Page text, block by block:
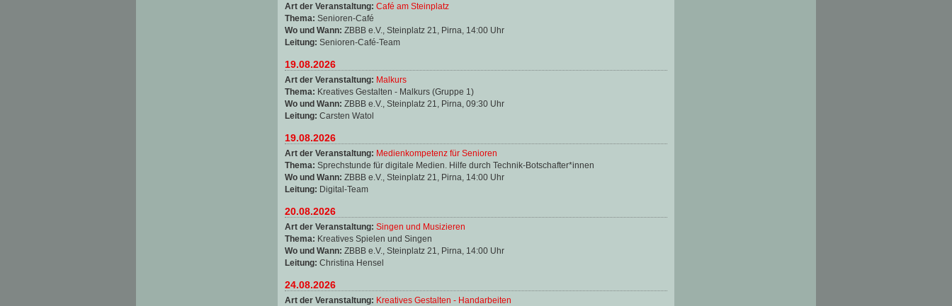
Art der Veranstaltung: Café am Steinplatz
Thema: Senioren-Café
Wo und Wann: ZBBB e.V., Steinplatz 21, Pirna, 14:00 Uhr
Leitung: Senioren-Café-Team
19.08.2026
Art der Veranstaltung: Malkurs
Thema: Kreatives Gestalten - Malkurs (Gruppe 1)
Wo und Wann: ZBBB e.V., Steinplatz 21, Pirna, 09:30 Uhr
Leitung: Carsten Watol
19.08.2026
Art der Veranstaltung: Medienkompetenz für Senioren
Thema: Sprechstunde für digitale Medien. Hilfe durch Technik-Botschafter*innen
Wo und Wann: ZBBB e.V., Steinplatz 21, Pirna, 14:00 Uhr
Leitung: Digital-Team
20.08.2026
Art der Veranstaltung: Singen und Musizieren
Thema: Kreatives Spielen und Singen
Wo und Wann: ZBBB e.V., Steinplatz 21, Pirna, 14:00 Uhr
Leitung: Christina Hensel
24.08.2026
Art der Veranstaltung: Kreatives Gestalten - Handarbeiten